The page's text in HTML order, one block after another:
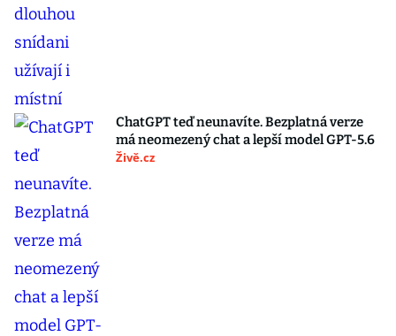
ChatGPT teď neunavíte. Bezplatná verze
má neomezený chat a lepší model GPT-5.6
Živě.cz